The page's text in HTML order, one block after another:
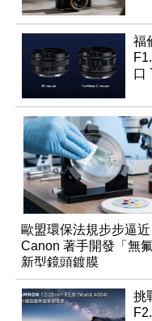
福
口
歐盟環保法規步步逼近
Canon 著手開發「無氟
新型鏡頭鍍膜
挑